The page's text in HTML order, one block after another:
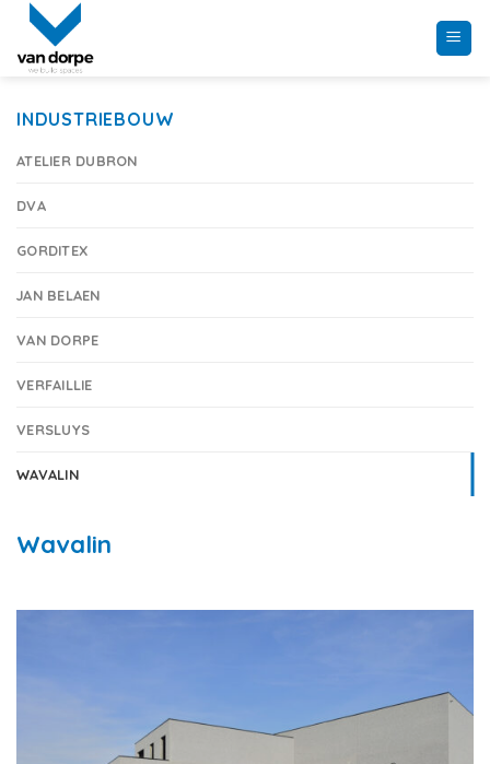
content
INDUSTRIEBOUW
ATELIER DUBRON
DVA
GORDITEX
JAN BELAEN
VAN DORPE
VERFAILLIE
VERSLUYS
WAVALIN
Wavalin